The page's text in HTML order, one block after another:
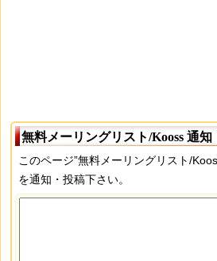
無料メーリングリスト/Kooss 通知
このページ”無料メーリングリスト/
を通知・投稿下さい。